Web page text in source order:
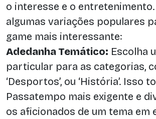
o interesse e o
algumas variações populares
game mais interessante:
Adedanha Temático: Escolha
particular para as categorias,
‘Desportos’, ou ‘História’. Isso
Passatempo mais exigente e
os aficionados de um tema em